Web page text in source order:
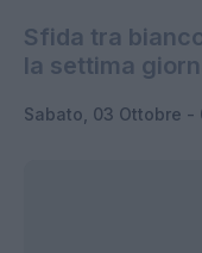
Sfida tra
la settima
Sabato, 03 Ottobre -